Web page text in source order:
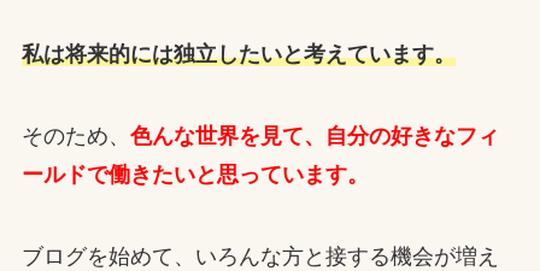
私は将来的には独立したいと考えています。
そのため、 色んな世界を見て、自分の好きなフィ
ールドで働きたいと思っています。
ブログを始めて、いろんな方と接する機会が増え